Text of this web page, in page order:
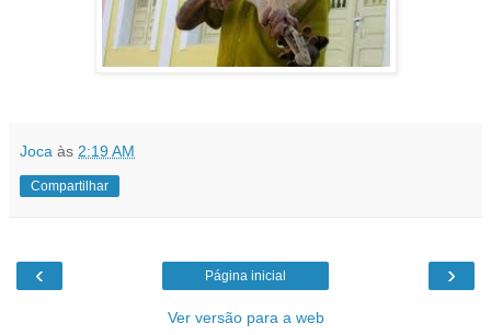
Joca às 2:19 AM
Compartilhar
‹ ›
Página inicial
Ver versão para a web